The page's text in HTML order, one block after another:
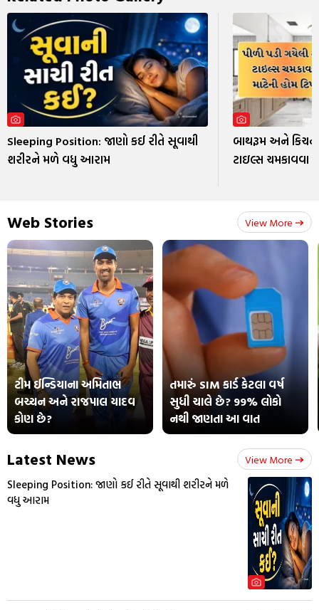
Sleeping Position: જાણો કઈ રીતે સૂવાથી
શરીરને મળે વધુ આરામ
બાથરૂમ અને
ટાઇલ્સ ચમકાવવા
Web Stories View More
ટીમ ઈન્ડિયાના અમિતાભ
બચ્ચન અને રાજપાલ યાદવ
કોણ છે?
તમારું SIM કાર્ડ કેટલા વર્ષ
સુધી ચાલે છે? 99% લોકો
નથી જાણતા આ વાત
Latest News View More
Sleeping Position: જાણો કઈ રીતે સૂવાથી શરીરને મળે
વધુ આરામ